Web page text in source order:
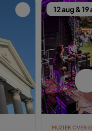
12 aug & 19
MUZIEK